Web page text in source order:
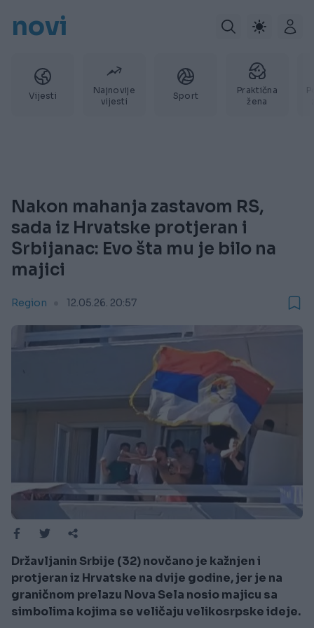
novi
Vijesti
Najnovije
vijesti
Sport
Praktična
žena
Nakon mahanja zastavom RS,
sada iz Hrvatske protjeran i
Srbijanac: Evo šta mu je bilo na
majici
Region 12.05.26. 20:57
Državljanin Srbije (32) novčano je kažnjen i
protjeran iz Hrvatske na dvije godine, jer je na
graničnom prelazu Nova Sela nosio majicu sa
simbolima kojima se veličaju velikosrpske ideje.